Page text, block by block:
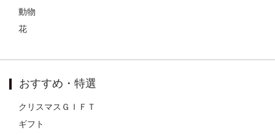
動物
花
おすすめ・特選
クリスマスＧＩＦＴ
ギフト